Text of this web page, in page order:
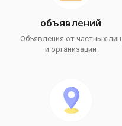
объявлений
Объявления от частных лиц
и организаций